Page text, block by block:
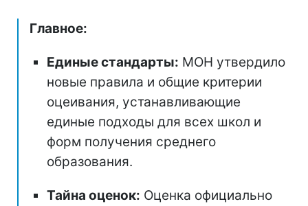
Главное:
Единые стандарты: МОН утвердило
новые правила и общие критерии
оцеивания, устанавливающие
единые подходы для всех школ и
форм получения среднего
образования.
Тайна оценок: Оценка официально